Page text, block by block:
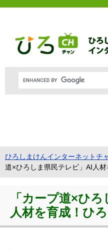
ひろしまけんインターネットチ
道×ひろしま県民テレビ」AI人
「カープ道×ひ
人材を育成！ひ